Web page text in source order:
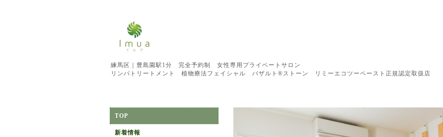
練馬区｜豊島園駅1分 完全予約制 女性専用プライベートサロン
リンパトリートメント 植物療法フェイシャル バザルト®︎ストーン リミーエコツーペースト正規認定取扱店
TOP
新着情報